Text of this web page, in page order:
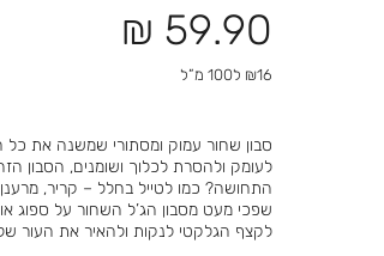
מחיר
מוצר
59.90 ₪
₪16 ל100 מ”ל
סבון שחור עמוק ומסתורי שמשנה את כל
לעומק ולהסרת לכלוך ושומנים, הסבון
התחושה? כמו לטייל בחלל – קריר,
שפכי מעט מסבון הג’ל השחור על ספוג או
לקצף הגלקטי לנקות ולהאיר את העור